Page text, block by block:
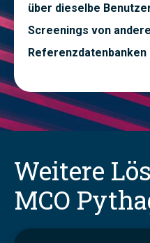
über dieselbe
Screenings von
Referenzdatenbanken
Weitere
MCO